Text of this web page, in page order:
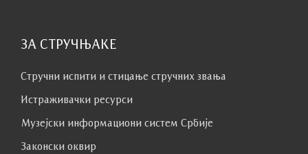
ЗА СТРУЧЊАКЕ
Стручни испити и стицање стручних звања
Истраживачки ресурси
Музејски информациони систем Србије
Законски оквир